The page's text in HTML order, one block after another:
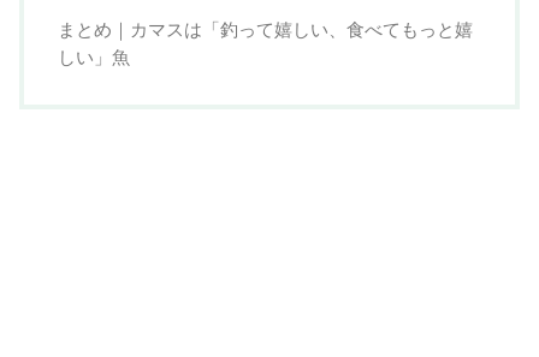
まとめ｜カマスは「釣って嬉しい、食べてもっと嬉
しい」魚